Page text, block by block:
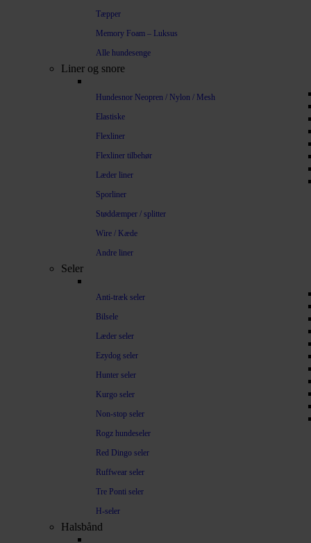
Tæpper
Memory Foam – Luksus
Alle hundesenge
Liner og snore
Hundesnor Neopren / Nylon / Mesh
Elastiske
Flexliner
Flexliner tilbehør
Læder liner
Sporliner
Støddæmper / splitter
Wire / Kæde
Andre liner
Seler
Anti-træk seler
Bilsele
Læder seler
Ezydog seler
Hunter seler
Kurgo seler
Non-stop seler
Rogz hundeseler
Red Dingo seler
Ruffwear seler
Tre Ponti seler
H-seler
Halsbånd